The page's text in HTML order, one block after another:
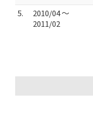
5.
2010/04 ～
2011/02